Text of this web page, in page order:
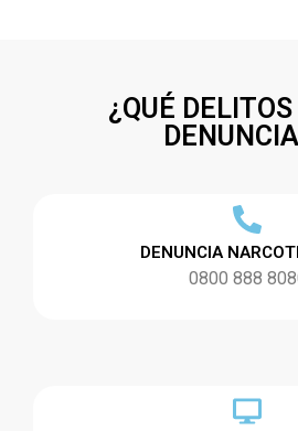
¿QUÉ
DENUNCIA
0800 888